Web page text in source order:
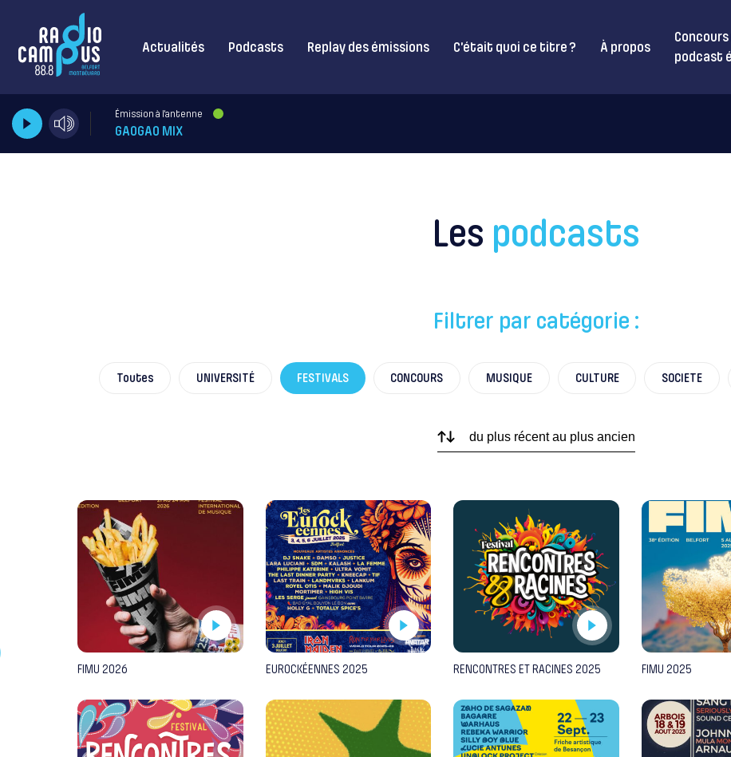
Actualités Podcasts Replay des émissions C’était quoi ce titre ? À propos
podcast
Émission à l'antenne
GAOGAO MIX
Les podcasts
Filtrer par catégorie :
Toutes UNIVERSITÉ FESTIVALS CONCOURS MUSIQUE CULTURE SOCIETE
FIMU 2026 EUROCKÉENNES 2025 RENCONTRES ET RACINES 2025 FIMU 2025